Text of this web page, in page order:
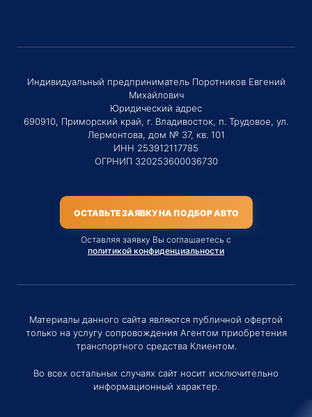
Индивидуальный предприниматель Поротников Евгений
Михайлович
Юридический адрес
690910, Приморский край, г. Владивосток, п. Трудовое, ул.
Лермонтова, дом № 37, кв. 101
ИНН 253912117785
ОГРНИП 320253600036730
ОСТАВЬТЕ ЗАЯВКУ НА ПОДБОР АВТО
Оставляя заявку Вы соглашаетесь с
политикой конфиденциальности
Материалы данного сайта являются публичной офертой
только на услугу сопровождения Агентом приобретения
транспортного средства Клиентом.
Во всех остальных случаях сайт носит исключительно
информационный характер.